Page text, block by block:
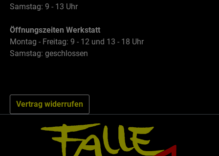
Samstag: 9 - 13 Uhr
Öffnungszeiten Werkstatt
Montag - Freitag: 9 - 12 und 13 - 18 Uhr
Samstag: geschlossen
Vertrag widerrufen